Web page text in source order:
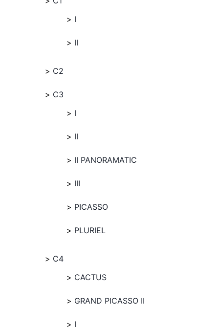
I
II
C2
C3
I
II
II PANORAMATIC
III
PICASSO
PLURIEL
C4
CACTUS
GRAND PICASSO II
I